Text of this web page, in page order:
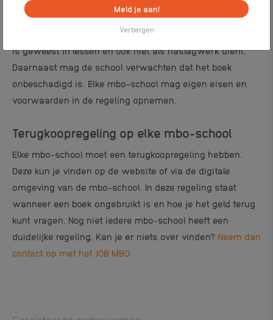
Wanneer is een boek ongebruikt?
Een boek is in ieder geval ongebruikt als deze niet nodig
is geweest in lessen en ook niet als naslagwerk dient.
Daarnaast mag de school verwachten dat het boek
onbeschadigd is. Elke mbo-school mag eigen eisen en
voorwaarden in de regeling opnemen.
Terugkoopregeling op elke mbo-school
Elke mbo-school moet een terugkoopregeling hebben.
Deze kun je vinden op de website of via de digitale
omgeving van de mbo-school. In deze regeling staat
wanneer een boek ongebruikt is en hoe je het geld terug
kunt vragen. Nog niet iedere mbo-school heeft een
duidelijke regeling. Kan je er niets over vinden? Neem dan
contact op met het JOB MBO.
Meld je aan!
Verbergen